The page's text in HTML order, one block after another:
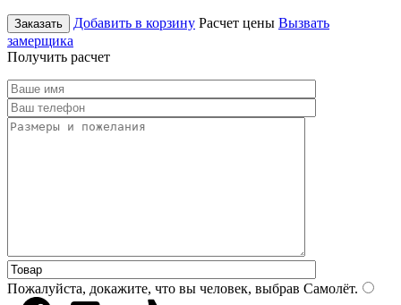
Заказать Добавить в корзину Расчет цены Вызвать
замерщика
Получить расчет
Пожалуйста, докажите, что вы человек, выбрав Самолёт.